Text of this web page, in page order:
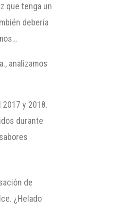
que tenga un
debería
analizamos
y 2018.
durante
de
¿Helado